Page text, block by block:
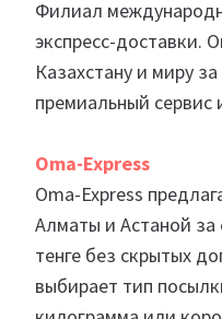
Филиал
экспресс-доставки.
Казахстану и миру
премиальный
Oma-Express
Oma-Express
Алматы и Астаной за
тенге без скрытых
выбирает тип